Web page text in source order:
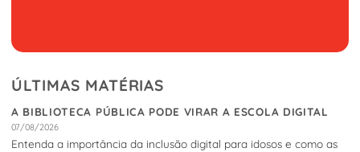
ÚLTIMAS MATÉRIAS
A BIBLIOTECA PÚBLICA PODE VIRAR A ESCOLA DIGITAL
07/08/2026
Entenda a importância da inclusão digital para idosos e como as